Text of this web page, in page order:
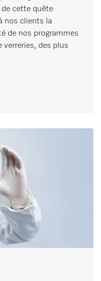
cette quête
nos clients la
de nos programmes
verreries, des plus